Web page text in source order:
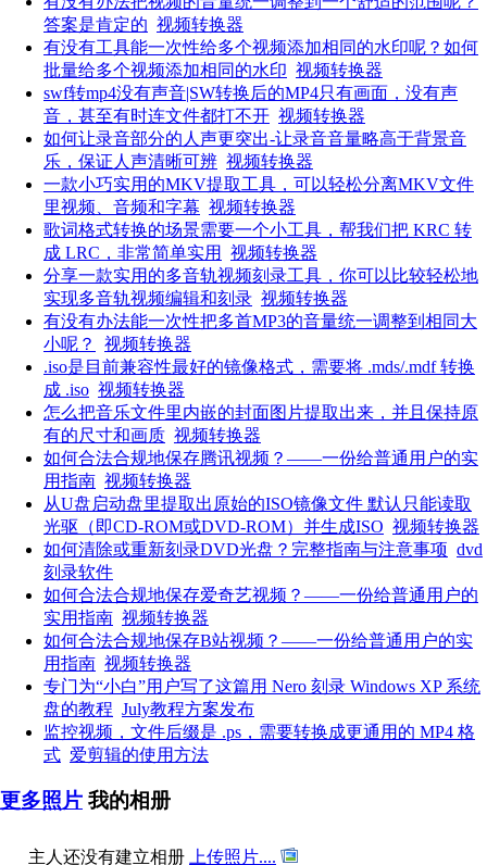
答案是肯定的 视频转换器
有没有工具能一次性给多个视频添加相同的水印呢？如何
批量给多个视频添加相同的水印 视频转换器
swf转mp4没有声音|SW转换后的MP4只有画面，没有声
音，甚至有时连文件都打不开 视频转换器
如何让录音部分的人声更突出-让录音音量略高于背景音
乐，保证人声清晰可辨 视频转换器
一款小巧实用的MKV提取工具，可以轻松分离MKV文件
里视频、音频和字幕 视频转换器
歌词格式转换的场景需要一个小工具，帮我们把 KRC 转
成 LRC，非常简单实用
视频转换器
分享一款实用的多音轨视频刻录工具，你可以比较轻松地
实现多音轨视频编辑和刻录 视频转换器
有没有办法能一次性把多首MP3的音量统一调整到相同大
小呢？
视频转换器
.iso是目前兼容性最好的镜像格式，需要将 .mds/.mdf 转换
成 .iso 视频转换器
怎么把音乐文件里内嵌的封面图片提取出来，并且保持原
有的尺寸和画质 视频转换器
如何合法合规地保存腾讯视频？——一份给普通用户的实
用指南 视频转换器
从U盘启动盘里提取出原始的ISO镜像文件 默认只能读取
光驱（即CD-ROM或DVD-ROM）并生成ISO 视频转换器
如何清除或重新刻录DVD光盘？完整指南与注意事项 dvd
刻录软件
如何合法合规地保存爱奇艺视频？——一份给普通用户的
实用指南 视频转换器
如何合法合规地保存B站视频？——一份给普通用户的实
用指南 视频转换器
专门为“小白”用户写了这篇用 Nero 刻录 Windows XP 系统
盘的教程 July教程方案发布
监控视频，文件后缀是 .ps，需要转换成更通用的 MP4 格
式 爱剪辑的使用方法
更多照片 我的相册
主人还没有建立相册 上传照片....